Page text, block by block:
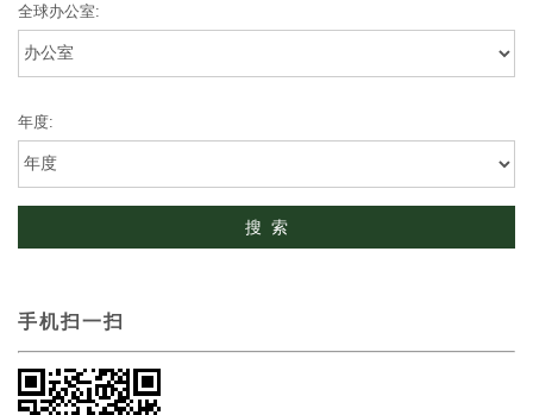
全球办公室:
年度:
手机扫一扫